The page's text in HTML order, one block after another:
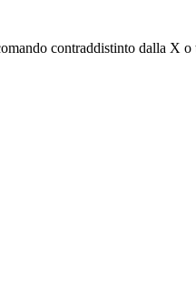
contraddistinto dalla X